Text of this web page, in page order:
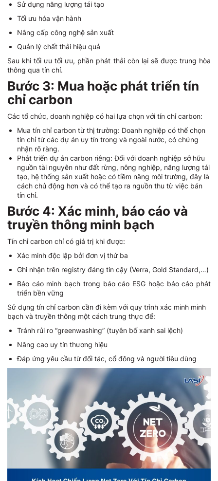
Sử dụng năng lượng tái tạo
Tối ưu hóa vận hành
Nâng cấp công nghệ sản xuất
Quản lý chất thải hiệu quả
Sau khi tối ưu tối ưu, phần phát thải còn lại sẽ được trung hòa
thông qua tín chỉ.
Bước 3: Mua hoặc phát triển tín
chỉ carbon
Các tổ chức, doanh nghiệp có hai lựa chọn với tín chỉ carbon:
Mua tín chỉ carbon từ thị trường: Doanh nghiệp có thể chọn
tín chỉ từ các dự án uy tín trong và ngoài nước, có chứng
nhận rõ ràng.
Phát triển dự án carbon riêng: Đối với doanh nghiệp sở hữu
nguồn tài nguyên như đất rừng, nông nghiệp, năng lượng tái
tạo, hệ thống sản xuất hoặc có tiềm năng môi trường, đây là
cách chủ động hơn và có thể tạo ra nguồn thu từ việc bán
tín chỉ.
Bước 4: Xác minh, báo cáo và
truyền thông minh bạch
Tín chỉ carbon chỉ có giá trị khi được:
Xác minh độc lập bởi đơn vị thứ ba
Ghi nhận trên registry đáng tin cậy (Verra, Gold Standard,…)
Báo cáo minh bạch trong báo cáo ESG hoặc báo cáo phát
triển bền vững
Sử dụng tín chỉ carbon cần đi kèm với quy trình xác minh minh
bạch và truyền thông một cách trung thực để:
Tránh rủi ro “greenwashing” (tuyên bố xanh sai lệch)
Nâng cao uy tín thương hiệu
Đáp ứng yêu cầu từ đối tác, cổ đông và người tiêu dùng